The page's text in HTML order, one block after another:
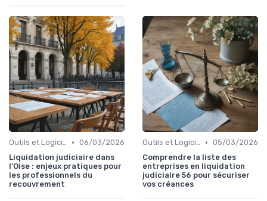
Outils et Logiciels de Gestion de Créances • 06/03/2026
Liquidation judiciaire dans
l’Oise : enjeux pratiques pour
les professionnels du
recouvrement
Outils et Logiciels de Gestion de Créances • 05/03/2026
Comprendre la liste des
entreprises en liquidation
judiciaire 56 pour sécuriser
vos créances